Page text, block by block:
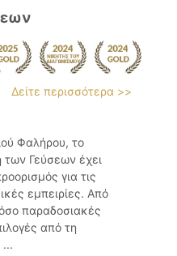
Δείτε περισσότερα >>
Φαλήρου, το
Γεύσεων έχει
για τις
εμπειρίες. Από
παραδοσιακές
από τη
...